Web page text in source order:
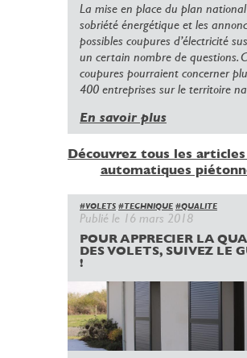
La mise en place du plan
sobriété énergétique et les
possibles coupures d’électricité
un certain nombre de questions.
coupures pourraient concerner
400 entreprises sur le territoire
En savoir plus
Découvrez tous les
automatiques
#VOLETS #TECHNIQUE #QUALITE
Publié le 16 mars 2018
POUR APPRECIER LA
DES VOLETS, SUIVEZ LE
!